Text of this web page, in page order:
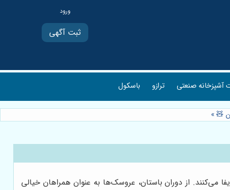
ثبت آگهی
آشپزخانه صنعتی ترازو باسکول
🧸
»
می‌کنند. از دوران باستان، عروسک‌ها به عنوان همراهان خیالی